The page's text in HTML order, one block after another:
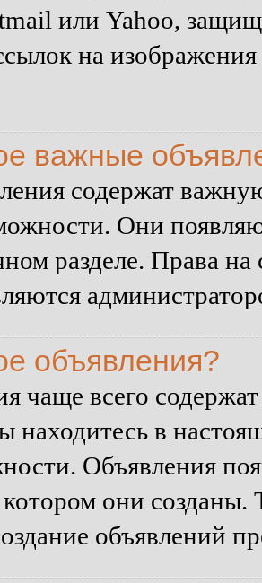
или Yahoo,
на
важные
содержат
Они
разделе. Права
объявления?
чаще всего
находитесь в
Объявления
они
объявлений